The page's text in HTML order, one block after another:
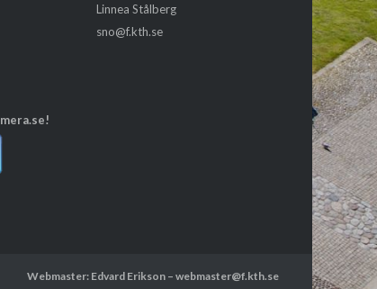
mera.se!
Linnea Stålberg
sno@f.kth.se
Webmaster: Edvard Erikson – webmaster@f.kth.se